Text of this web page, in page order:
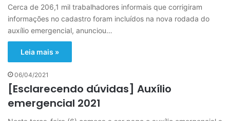
Cerca de 206,1 mil trabalhadores informais que corrigiram
informações no cadastro foram incluídos na nova rodada do
auxílio emergencial, anunciou…
Leia mais »
06/04/2021
[Esclarecendo dúvidas] Auxílio
emergencial 2021